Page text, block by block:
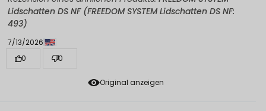
Original anzeigen
Lidschatten DS NF (FREEDOM SYSTEM Lidschatten DS NF:
493)
7/13/2026
0
0